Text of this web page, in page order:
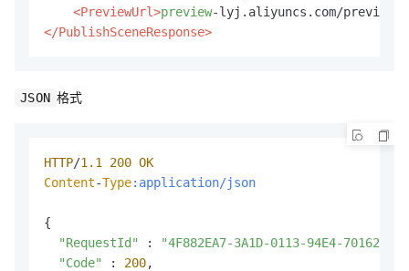
<PreviewUrl>preview
</PublishSceneResponse>
JSON 格式
HTTP/1.1 200 OK
Content-Type:application/json
{
"RequestId"
:
"4F882EA7-3A1D-0113-94E4-
"Code"
: 200,